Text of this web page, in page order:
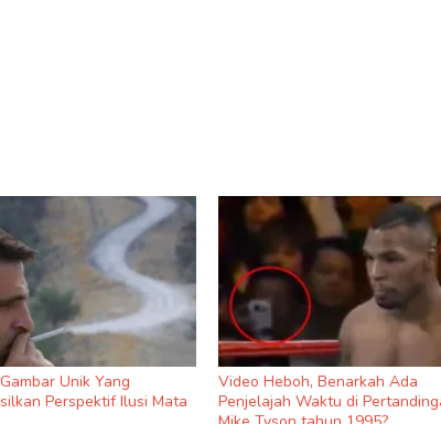
Unik Yang
Perspektif Ilusi Mata
Video Heboh, Benarkah Ada
Penjelajah Waktu di